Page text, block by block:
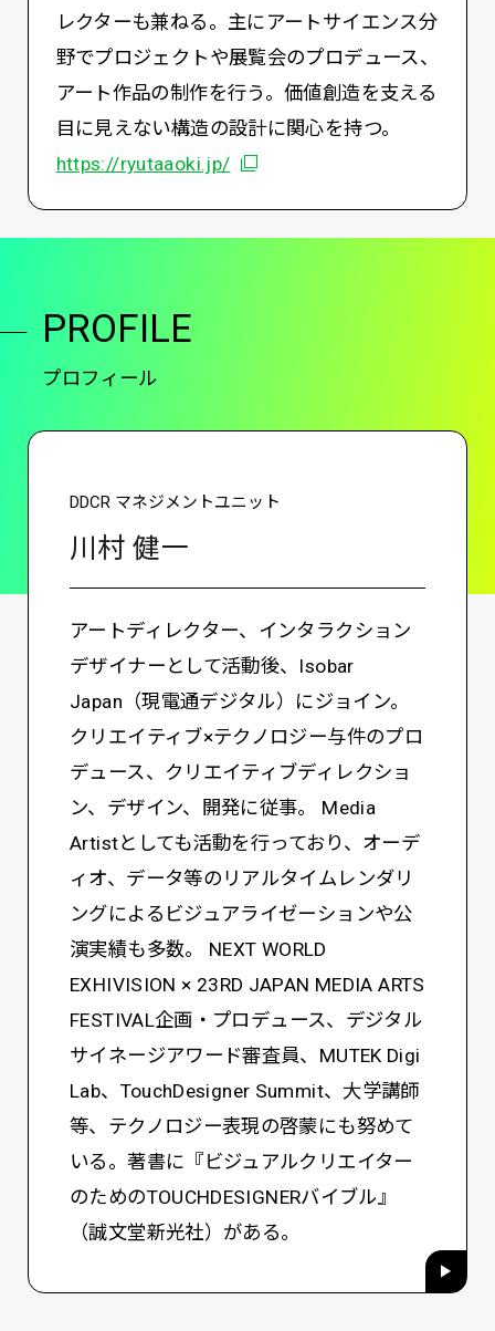
レクターも兼ねる。主にアートサイエンス分
野でプロジェクトや展覧会のプロデュース、
アート作品の制作を行う。価値創造を支える
目に見えない構造の設計に関心を持つ。
https://ryutaaoki.jp/別ウィンドウで開く
PROFILE
プロフィール
川村 健一
DDCR マネジメントユニット
アートディレクター、インタラクション
デザイナーとして活動後、Isobar
Japan（現電通デジタル）にジョイン。
クリエイティブ×テクノロジー与件のプロ
デュース、クリエイティブディレクショ
ン、デザイン、開発に従事。 Media
Artistとしても活動を行っており、オーデ
ィオ、データ等のリアルタイムレンダリ
ングによるビジュアライゼーションや公
演実績も多数。 NEXT WORLD
EXHIVISION × 23RD JAPAN MEDIA ARTS
FESTIVAL企画・プロデュース、デジタル
サイネージアワード審査員、MUTEK Digi
Lab、TouchDesigner Summit、大学講師
等、テクノロジー表現の啓蒙にも努めて
いる。著書に『ビジュアルクリエイター
のためのTOUCHDESIGNERバイブル』
（誠文堂新光社）がある。